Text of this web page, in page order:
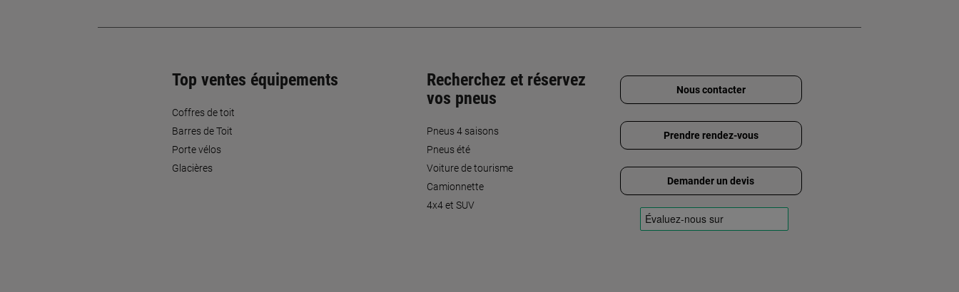
Top ventes équipements
Coffres de toit
Barres de Toit
Porte vélos
Glacières
Recherchez et réservez
vos pneus
Pneus 4 saisons
Pneus été
Voiture de tourisme
Camionnette
4x4 et SUV
Nous contacter
Prendre rendez-vous
Demander un devis